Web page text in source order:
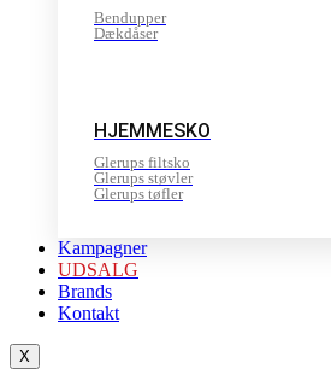
Bendupper
Dækdåser
HJEMMESKO
Glerups filtsko
Glerups støvler
Glerups tøfler
Kampagner
UDSALG
Brands
Kontakt
X